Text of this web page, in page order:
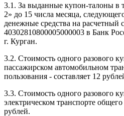
3.1. За выданные купон-талоны в
2» до 15 числа месяца,
денежные средства на
40302810800005000003 в Банк
г. Курган.
3.2. Стоимость одного разового
пассажирском автомобильном
пользования - составляет 12
3.3. Стоимость одного разового
электрическом транспорте
рублей.